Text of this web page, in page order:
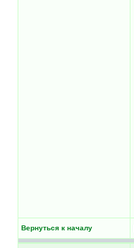
Вернуться к началу